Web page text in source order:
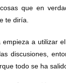
que en
te diría.
empieza a utilizar el
discusiones,
todo se ha